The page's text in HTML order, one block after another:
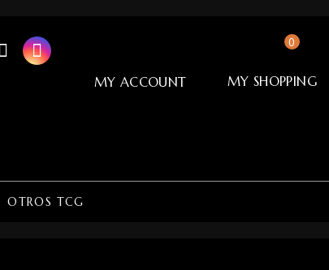
MY SHOPPING
0
MY ACCOUNT
OTROS TCG